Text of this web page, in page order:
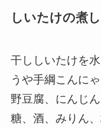
しいたけの煮
干ししいたけを
うや手綱こんに
野豆腐、にんじ
糖、酒、みりん